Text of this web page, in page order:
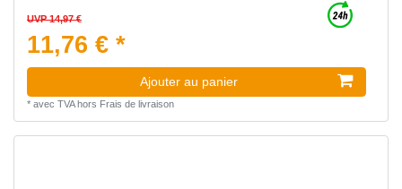
UVP 14,97 €
11,76 € *
Ajouter au panier
* avec TVAhors Frais de livraison